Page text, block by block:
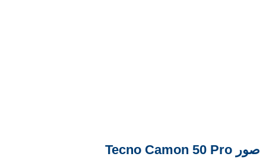
صور Tecno Camon 50 Pro